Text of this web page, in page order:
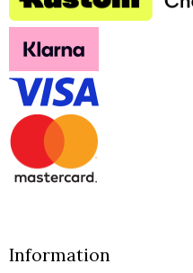
Information